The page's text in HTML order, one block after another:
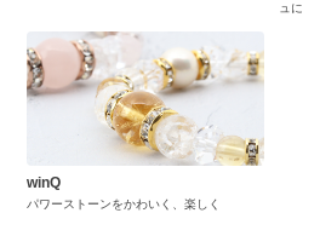
ュに
winQ
パワーストーンをかわいく、楽しく